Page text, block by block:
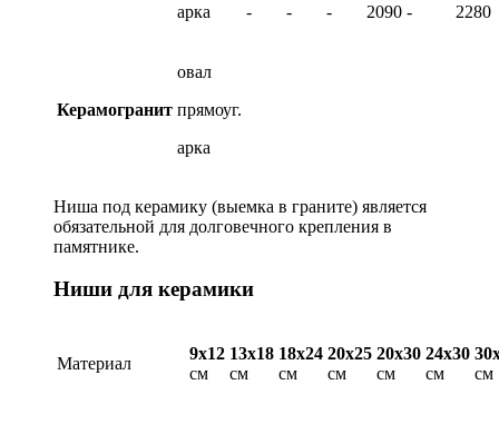
арка
-
-
-
2090 -
2280
Керамогранит
овал
прямоуг.
арка
Ниша под керамику (выемка в граните) является
обязательной для долговечного крепления в
памятнике.
Ниши для керамики
Материал
9х12
см
13х18
см
18х24
см
20х25
см
20х30
см
24х30
см
см